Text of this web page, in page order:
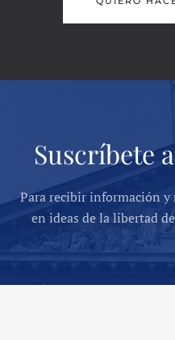
Suscríbete
Para recibir información y
en ideas de la libertad